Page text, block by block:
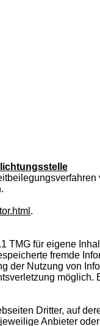
.
TMG für eigene
fremde
der Nutzung von
Dritter, auf
Anbieter